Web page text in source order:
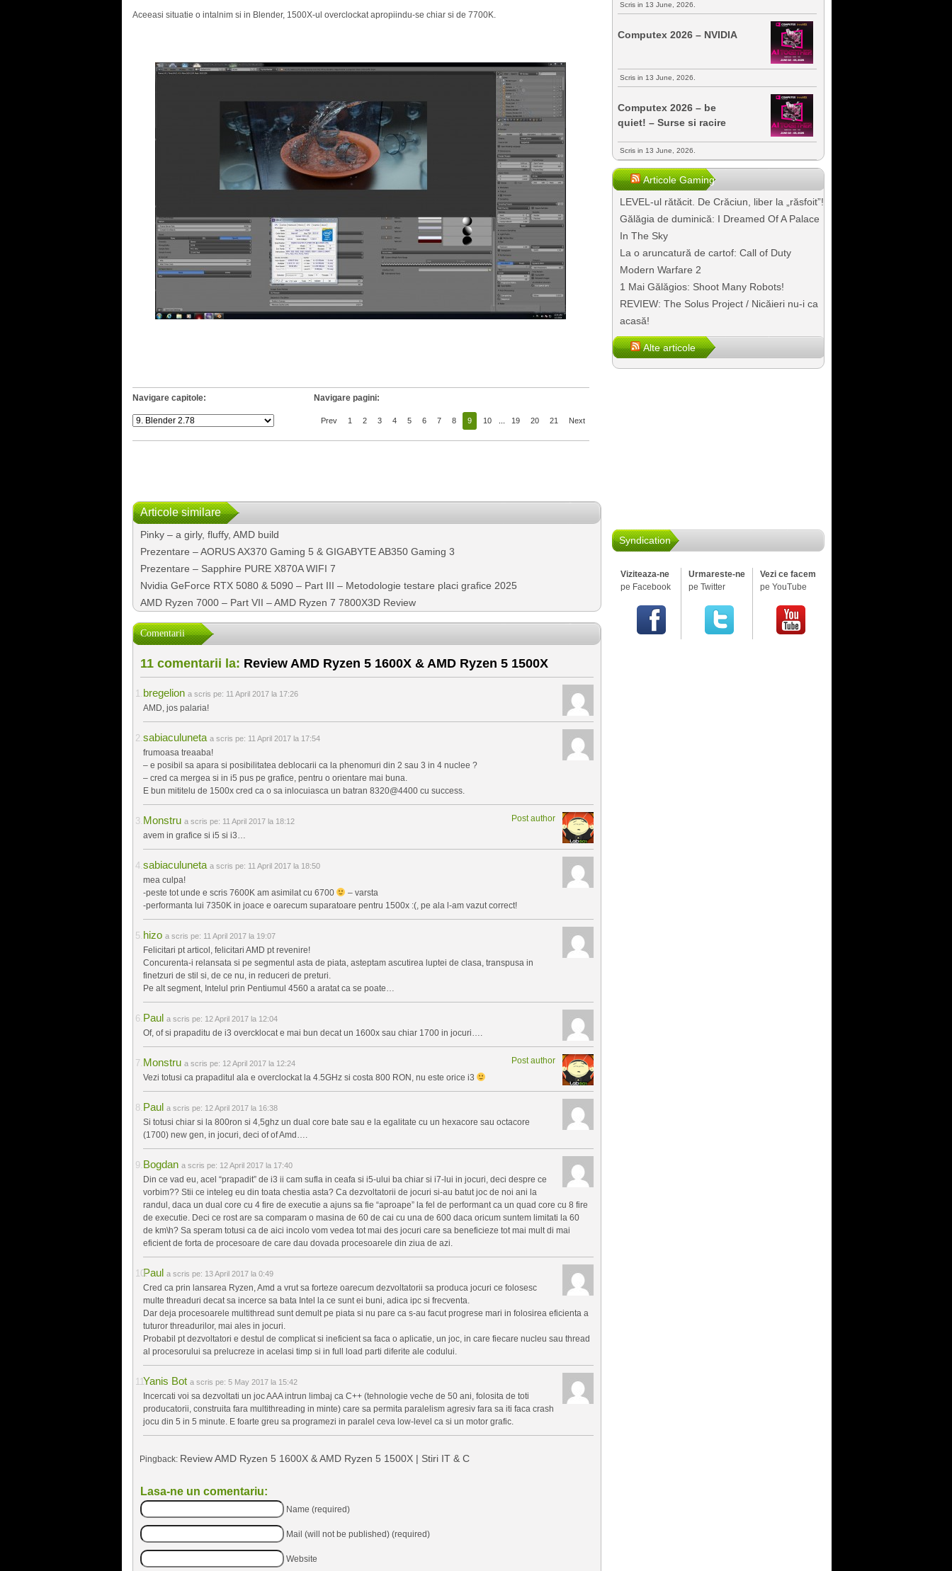
Aceeasi situatie o intalnim si in Blender, 1500X-ul overclockat apropiindu-se chiar si de 7700K.
Navigare capitole: Navigare pagini:
Prev 1 2 3 4 5 6 7 8 9 10 19 20 21 Next
Articole similare
Pinky – a girly, fluffy, AMD build
Prezentare – AORUS AX370 Gaming 5 & GIGABYTE AB350 Gaming 3
Prezentare – Sapphire PURE X870A WIFI 7
Nvidia GeForce RTX 5080 & 5090 – Part III – Metodologie testare placi grafice 2025
AMD Ryzen 7000 – Part VII – AMD Ryzen 7 7800X3D Review
Comentarii
11 comentarii la: Review AMD Ryzen 5 1600X & AMD Ryzen 5 1500X
bregelion a scris pe: 11 April 2017 la 17:26
AMD, jos palaria!
sabiaculuneta a scris pe: 11 April 2017 la 17:54
frumoasa treaaba!
– e posibil sa apara si posibilitatea deblocarii ca la phenomuri din 2 sau 3 in 4 nuclee ?
– cred ca mergea si in i5 pus pe grafice, pentru o orientare mai buna.
E bun mititelu de 1500x cred ca o sa inlocuiasca un batran 8320@4400 cu success.
Monstru Post author
a scris pe: 11 April 2017 la 18:12
avem in grafice si i5 si i3…
sabiaculuneta a scris pe: 11 April 2017 la 18:50
mea culpa!
-peste tot unde e scris 7600K am asimilat cu 6700
– varsta
-performanta lui 7350K in joace e oarecum suparatoare pentru 1500x :(, pe ala l-am vazut correct!
hizo a scris pe: 11 April 2017 la 19:07
Felicitari pt articol, felicitari AMD pt revenire!
Concurenta-i relansata si pe segmentul asta de piata, asteptam ascutirea luptei de clasa, transpusa in
finetzuri de stil si, de ce nu, in reduceri de preturi.
Pe alt segment, Intelul prin Pentiumul 4560 a aratat ca se poate…
Paul a scris pe: 12 April 2017 la 12:04
Of, of si prapaditu de i3 overcklocat e mai bun decat un 1600x sau chiar 1700 in jocuri….
Monstru Post author
a scris pe: 12 April 2017 la 12:24
Vezi totusi ca prapaditul ala e overclockat la 4.5GHz si costa 800 RON, nu este orice i3
Paul a scris pe: 12 April 2017 la 16:38
Si totusi chiar si la 800ron si 4,5ghz un dual core bate sau e la egalitate cu un hexacore sau octacore
(1700) new gen, in jocuri, deci of of Amd….
Bogdan a scris pe: 12 April 2017 la 17:40
Din ce vad eu, acel “prapadit” de i3 ii cam sufla in ceafa si i5-ului ba chiar si i7-lui in jocuri, deci despre ce
vorbim?? Stii ce inteleg eu din toata chestia asta? Ca dezvoltatorii de jocuri si-au batut joc de noi ani la
randul, daca un dual core cu 4 fire de executie a ajuns sa fie “aproape” la fel de performant ca un quad core cu 8 fire
de executie. Deci ce rost are sa comparam o masina de 60 de cai cu una de 600 daca oricum suntem limitati la 60
de km\h? Sa speram totusi ca de aici incolo vom vedea tot mai des jocuri care sa beneficieze tot mai mult di mai
eficient de forta de procesoare de care dau dovada procesoarele din ziua de azi.
Paul a scris pe: 13 April 2017 la 0:49
Cred ca prin lansarea Ryzen, Amd a vrut sa forteze oarecum dezvoltatorii sa produca jocuri ce folosesc
multe threaduri decat sa incerce sa bata Intel la ce sunt ei buni, adica ipc si frecventa.
Dar deja procesoarele multithread sunt demult pe piata si nu pare ca s-au facut progrese mari in folosirea eficienta a
tuturor threadurilor, mai ales in jocuri.
Probabil pt dezvoltatori e destul de complicat si ineficient sa faca o aplicatie, un joc, in care fiecare nucleu sau thread
al procesorului sa prelucreze in acelasi timp si in full load parti diferite ale codului.
Yanis Bot a scris pe: 5 May 2017 la 15:42
Incercati voi sa dezvoltati un joc AAA intrun limbaj ca C++ (tehnologie veche de 50 ani, folosita de toti
producatorii, construita fara multithreading in minte) care sa permita paralelism agresiv fara sa iti faca crash
jocu din 5 in 5 minute. E foarte greu sa programezi in paralel ceva low-level ca si un motor grafic.
Pingback: Review AMD Ryzen 5 1600X & AMD Ryzen 5 1500X | Stiri IT & C
Lasa-ne un comentariu:
Name (required)
Mail (will not be published) (required)
Website
Scris in 13 June, 2026.
Computex 2026 – NVIDIA
Scris in 13 June, 2026.
Computex 2026 – be
quiet! – Surse si racire
Scris in 13 June, 2026.
Articole Gaming
LEVEL-ul rătăcit. De Crăciun, liber la „răsfoit”!
Gălăgia de duminică: I Dreamed Of A Palace
In The Sky
La o aruncatură de cartof: Call of Duty
Modern Warfare 2
1 Mai Gălăgios: Shoot Many Robots!
REVIEW: The Solus Project / Nicăieri nu-i ca
acasă!
Alte articole
Syndication
Viziteaza-ne
pe Facebook
Urmareste-ne
pe Twitter
Vezi ce facem
pe YouTube